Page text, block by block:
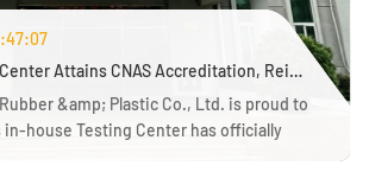
Kingtom Testing Center Attains CNAS Accreditation, Reinforcing Commitment to Quality Excellence
&amp; Plastic Co., Ltd. is proud to
house Testing Center has officially